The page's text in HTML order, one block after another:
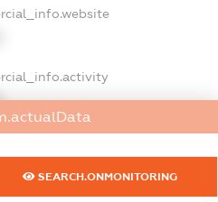
SEARCH.ONMONITORING